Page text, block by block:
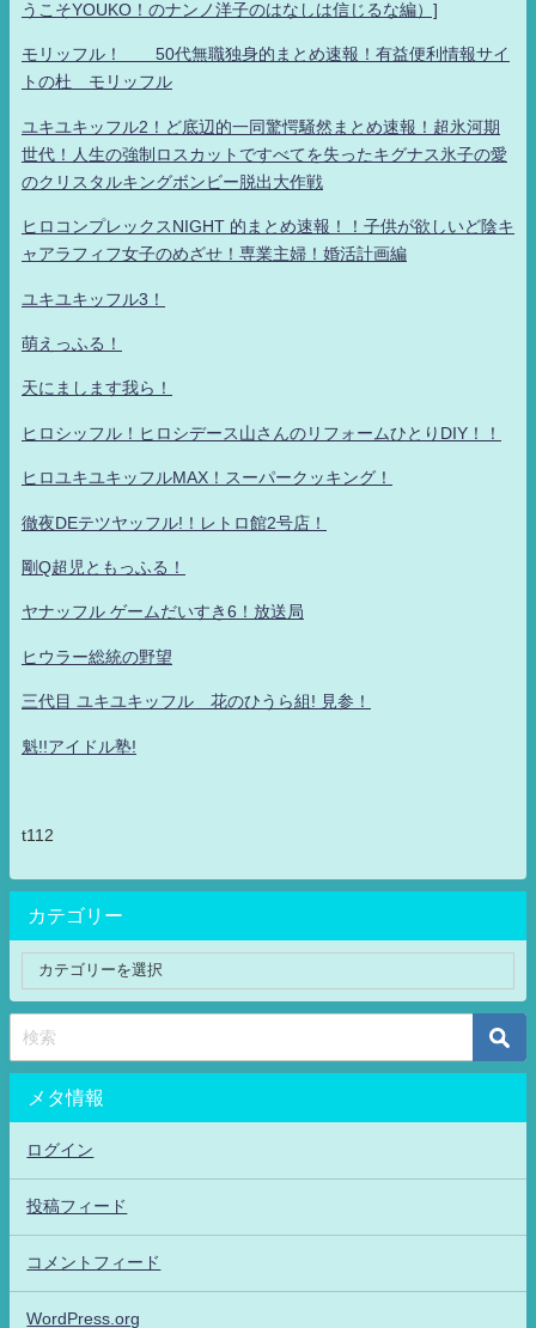
うこそYOUKO！のナンノ洋子のはなしは信じるな編）]
モリッフル！ 50代無職独身的まとめ速報！有益便利情報サイ
トの杜 モリッフル
ユキユキッフル2！ど底辺的一同驚愕騒然まとめ速報！超氷河期
世代！人生の強制ロスカットですべてを失ったキグナス氷子の愛
のクリスタルキングボンビー脱出大作戦
ヒロコンプレックスNIGHT 的まとめ速報！！子供が欲しいど陰キ
ャアラフィフ女子のめざせ！専業主婦！婚活計画編
ユキユキッフル3！
萌えっふる！
天にまします我ら！
ヒロシッフル！ヒロシデース山さんのリフォームひとりDIY！！
ヒロユキユキッフルMAX！スーパークッキング！
徹夜DEテツヤッフル!！レトロ館2号店！
剛Q超児ともっふる！
ヤナッフル ゲームだいすき6！放送局
ヒウラー総統の野望
三代目 ユキユキッフル 花のひうら組! 見参！
魁!!アイドル塾!
t112
カテゴリー
メタ情報
ログイン
投稿フィード
コメントフィード
WordPress.org